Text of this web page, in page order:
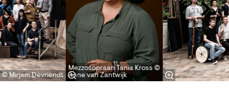
Mirjam Devriendt
Mezzosopraan Tania Kross ©
Anne van Zantwijk